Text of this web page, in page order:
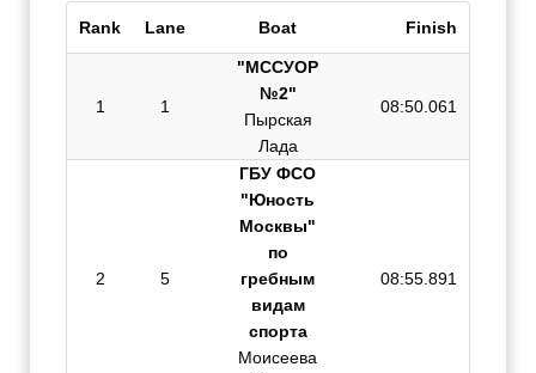
Rank Lane Boat Finish
1 1
"МССУОР
№2"
Пырская
Лада
08:50.061
2 5
ГБУ ФСО
"Юность
Москвы"
по
гребным
видам
спорта
Моисеева
08:55.891